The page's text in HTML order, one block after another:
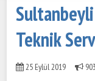
Sultanbeyli
Teknik
25 Eylül 2019